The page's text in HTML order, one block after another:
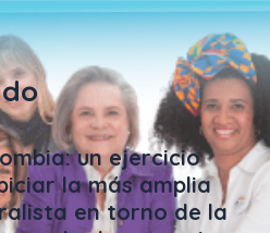
un ejercicio
la más amplia
en torno de la